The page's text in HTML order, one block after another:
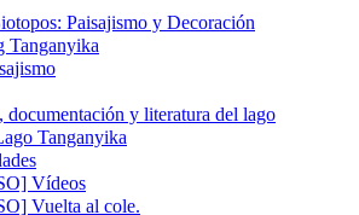
Paisajismo y Decoración
y literatura del lago
Tanganyika
Vídeos
Vuelta al cole.